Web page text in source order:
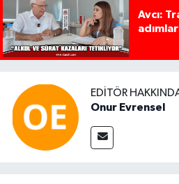
Avcı:
EDITÖR
Onur Evrensel